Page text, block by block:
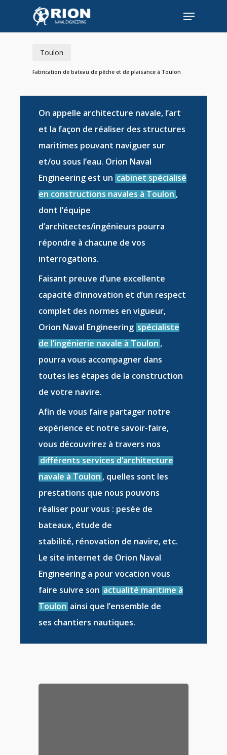
main
Menu
Toulon
Fabrication de bateau de pêche et de plaisance à Toulon
On appelle architecture navale, l’art
et la façon de réaliser des structures
maritimes pouvant naviguer sur
et/ou sous l’eau. Orion Naval
Engineering est un cabinet spécialisé
en constructions navales à Toulon ,
dont l’équipe
d’architectes/ingénieurs pourra
répondre à chacune de vos
interrogations.
Faisant preuve d’une excellente
capacité d’innovation et d’un respect
complet des normes en vigueur,
Orion Naval Engineering spécialiste
de l’ingénierie navale à Toulon ,
pourra vous accompagner dans
toutes les étapes de la construction
de votre navire.
Afin de vous faire partager notre
expérience et notre savoir-faire,
vous découvrirez à travers nos
différents services d’architecture
navale à Toulon , quelles sont les
prestations que nous pouvons
réaliser pour vous : pesée de
bateaux, étude de
stabilité, rénovation de navire, etc.
Le site internet de Orion Naval
Engineering a pour vocation vous
faire suivre son actualité maritime à
Toulon ainsi que l’ensemble de
ses chantiers nautiques.
Close